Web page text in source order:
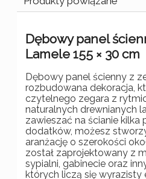
Dębowy panel
Lamele 155 × 30 cm
Dębowy panel ścienny z
rozbudowana dekoracja,
czytelnego zegara z
naturalnych drewnianych
zawieszać na ścianie
dodatków, możesz
aranżację o szerokości
został zaprojektowany z
sypialni, gabinecie oraz
których liczą się wyrazisty